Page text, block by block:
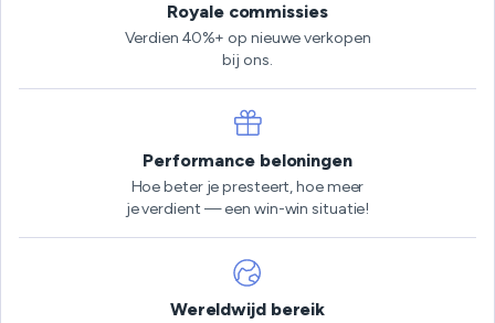
Royale commissies
Verdien 40%+ op nieuwe verkopen
bij ons.
Performance beloningen
Hoe beter je presteert, hoe meer
je verdient — een win-win situatie!
Wereldwijd bereik